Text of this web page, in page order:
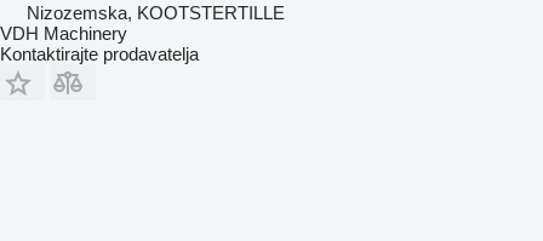
Nizozemska, KOOTSTERTILLE
VDH Machinery
Kontaktirajte prodavatelja